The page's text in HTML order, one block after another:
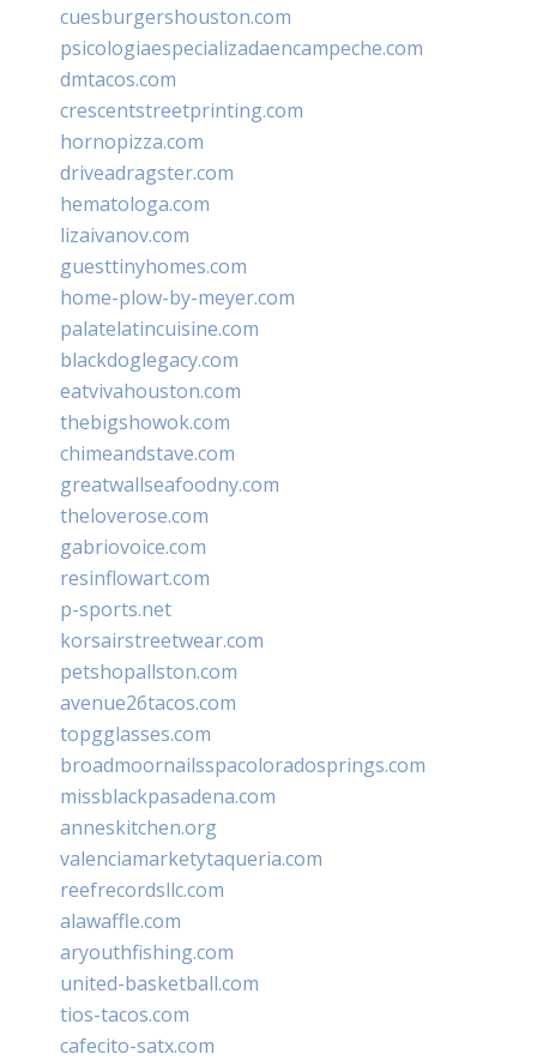
cuesburgershouston.com
psicologiaespecializadaencampeche.com
dmtacos.com
crescentstreetprinting.com
hornopizza.com
driveadragster.com
hematologa.com
lizaivanov.com
guesttinyhomes.com
home-plow-by-meyer.com
palatelatincuisine.com
blackdoglegacy.com
eatvivahouston.com
thebigshowok.com
chimeandstave.com
greatwallseafoodny.com
theloverose.com
gabriovoice.com
resinflowart.com
p-sports.net
korsairstreetwear.com
petshopallston.com
avenue26tacos.com
topgglasses.com
broadmoornailsspacoloradosprings.com
missblackpasadena.com
anneskitchen.org
valenciamarketytaqueria.com
reefrecordsllc.com
alawaffle.com
aryouthfishing.com
united-basketball.com
tios-tacos.com
cafecito-satx.com